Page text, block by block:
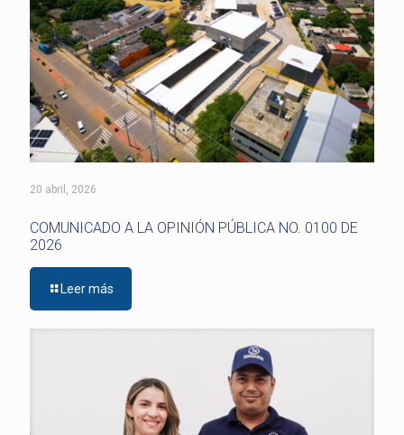
20 abril, 2026
COMUNICADO A LA OPINIÓN PÚBLICA NO. 0100 DE
2026
Leer más